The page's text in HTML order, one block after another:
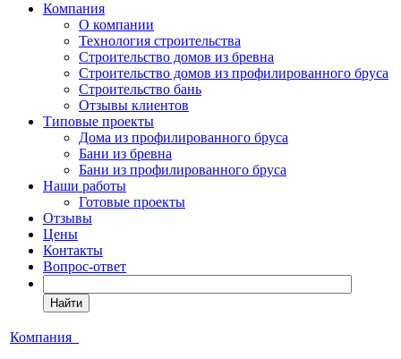
Компания
О компании
Технология строительства
Строительство домов из бревна
Строительство домов из профилированного бруса
Строительство бань
Отзывы клиентов
Типовые проекты
Дома из профилированного бруса
Бани из бревна
Бани из профилированного бруса
Наши работы
Готовые проекты
Отзывы
Цены
Контакты
Вопрос-ответ
Найти
Компания